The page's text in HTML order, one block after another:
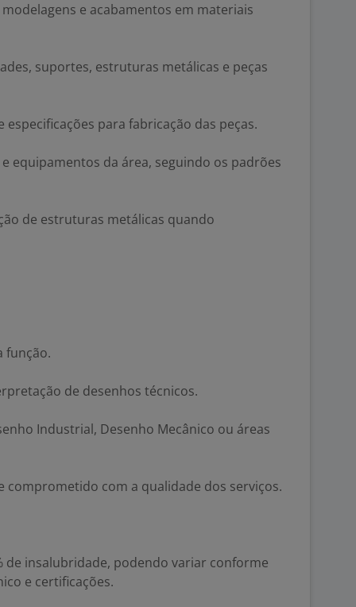
e acabamentos em materiais
suportes, estruturas metálicas e peças
para fabricação das peças.
equipamentos da área, seguindo os padrões
de estruturas metálicas quando
função.
de desenhos técnicos.
Industrial, Desenho Mecânico ou áreas
comprometido com a qualidade dos serviços.
de insalubridade, podendo variar conforme
e certificações.